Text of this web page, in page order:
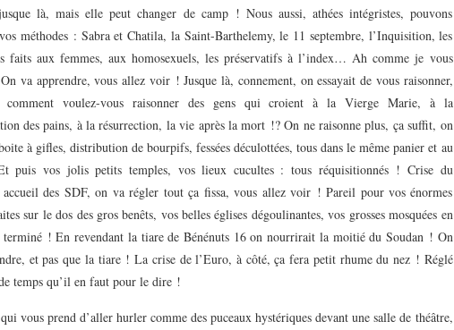
là, mais elle peut changer de camp ! Nous aussi, athées intégristes, pouvons
méthodes : Sabra et Chatila, la Saint-Barthelemy, le 11 septembre, l’Inquisition, les
faits aux femmes, aux homosexuels, les préservatifs à l’index… Ah comme je vous
va apprendre, vous allez voir ! Jusque là, connement, on essayait de vous raisonner,
comment voulez-vous raisonner des gens qui croient à la Vierge Marie, à la
des pains, à la résurrection, la vie après la mort !? On ne raisonne plus, ça suffit, on
à gifles, distribution de bourpifs, fessées déculottées, tous dans le même panier et au
puis vos jolis petits temples, vos lieux cucultes : tous réquisitionnés ! Crise du
accueil des SDF, on va régler tout ça fissa, vous allez voir ! Pareil pour vos énormes
sur le dos des gros benêts, vos belles églises dégoulinantes, vos grosses mosquées en
! En revendant la tiare de Bénénuts 16 on nourrirait la moitié du Soudan ! On
et pas que la tiare ! La crise de l’Euro, à côté, ça fera petit rhume du nez ! Réglé
temps qu’il en faut pour le dire !
vous prend d’aller hurler comme des puceaux hystériques devant une salle de théâtre,